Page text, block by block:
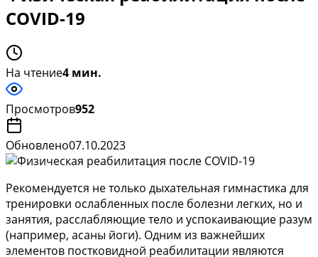
COVID-19
На чтение4 мин.
Просмотров952
Обновлено07.10.2023
Рекомендуется не только дыхательная гимнастика для
тренировки ослабленных после болезни легких, но и
занятия, расслабляющие тело и успокаивающие разум
(например, асаны йоги). Одним из важнейших
элементов постковидной реабилитации являются